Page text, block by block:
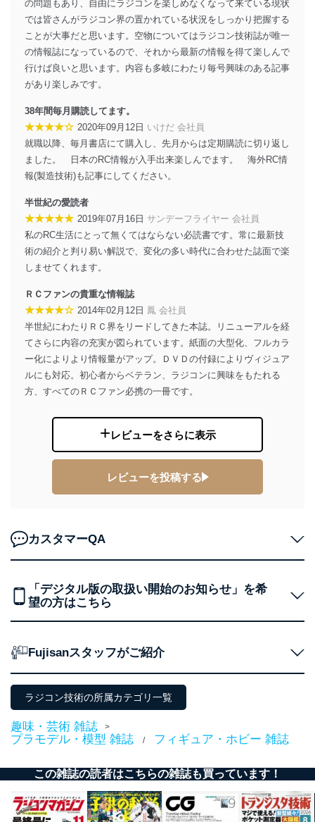
護管理者の責任のもと、個人情報を取得・アクセス・利
用・提供・管理いたします。
東京都渋谷区南平台町16-11
株式会社富士山マガジンサービス
代表取締役会長 西野 伸一郎
個人情報保護管理者: 経営管理グループディレクター 前
２．利用目的
当社が取り扱う開示対象個人情報の利用目的は次のとお
りです。
1
当社の定期購読サ
ービス等をご利用
の方の個人情報
商品代金回収のため
ｅメール等による商品、サービ
ス、キャンペーン等の広告の案内
のため
析して、趣味・嗜好に
応じた新商品・サービスに関する
広告のため
2
当社にお問合わせ
いただいた方の個
人情報
お問い合わせ対応、トラブル対
処、オペレーター教育など応対品
質向上のため
当社カスタマーQ＆
Aサービス利用者
カスタマーQ＆Aサイトの投稿内容
の確認のため
サイトのサービス内容のご案内の
ため
ス、キャンペーン等の広告に関す
るご案内のため
採用応募者の方の
採用選考、ご連絡のため
パートナー（提携
定期購読サービス
等をご利用の方の
個人情報
ル等による商品、
サービス、キャンペーン等の広告
SNS公式アカウン
当社のサービス利用状況の把握お
お問い合わせ対応、トラブル対
処、オペレーター教育など応対品
質向上のため
その他当社のプライバシーポリシ
ー等にて公表する利用目的達成の
※上記の利用目的のうちNo.1～5については保有個人デ
ータ（開示対象個人情報）の利用目的であり、下記4.の
なお、6、7については、パートナー（提携企業）様又は
ます。
の問題もあり、自由にラジコンを楽しめなくなって来ている現状
では皆さんがラジコン界の置かれている状況をしっかり把握する
ことが大事だと思います。空物についてはラジコン技術誌が唯一
の情報誌になっているので、それから最新の情報を得て楽しんで
行けば良いと思います。内容も多岐にわたり毎号興味のある記事
があり楽しみです。
38年間毎月購読してます。
★★★★☆ 2020年09月12日 いけだ 会社員
就職以降、毎月書店にて購入し、先月からは定期購読に切り返し
ました。 日本のRC情報が入手出来楽しんでます。 海外RC情
報(製造技術)も記事にしてください。
半世紀の愛読者
★★★★★ 2019年07月16日 サンデーフライヤー 会社員
私のRC生活にとって無くてはならない必読書です。常に最新技
術の紹介と判り易い解説で、変化の多い時代に合わせた誌面で楽
しませてくれます。
ＲＣファンの貴重な情報誌
★★★★☆ 2014年02月12日 鳳 会社員
半世紀にわたりＲＣ界をリードしてきた本誌。リニューアルを経
てさらに内容の充実が図られています。紙面の大型化、フルカラ
ー化によりより情報量がアップ。ＤＶＤの付録によりヴィジュア
ルにも対応。初心者からベテラン、ラジコンに興味をもたれる
方、すべてのＲＣファン必携の一冊です。
レビューをさらに表示
レビューを投稿する
カスタマーQA
「デジタル版の取扱い開始のお知らせ」を希
望の方はこちら
Fujisanスタッフがご紹介
ラジコン技術の所属カテゴリ一覧
趣味・芸術 雑誌 >
プラモデル・模型 雑誌 / フィギュア・ホビー 雑誌
この雑誌の読者はこちらの雑誌も買っています！